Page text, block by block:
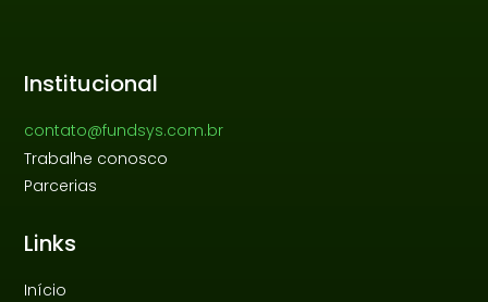
Institucional
contato@fundsys.com.br
Trabalhe conosco
Parcerias
Links
Início